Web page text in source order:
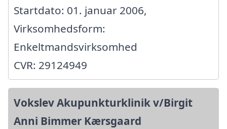
Startdato: 01. januar 2006,
Virksomhedsform:
Enkeltmandsvirksomhed
CVR: 29124949
Vokslev Akupunkturklinik v/Birgit
Anni Bimmer Kærsgaard